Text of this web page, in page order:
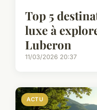
Top 5
luxe à
Luberon
11/03/2026 20:37
ACTU